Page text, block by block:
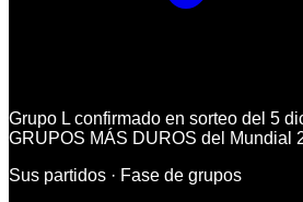
Grupo L confirmado en sorteo del 5
GRUPOS MÁS DUROS del Mundial
Sus partidos · Fase de grupos